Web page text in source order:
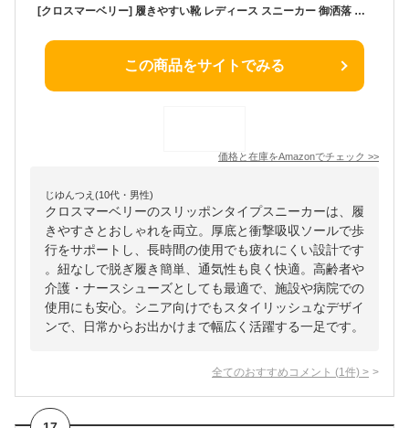
[クロスマーベリー] 履きやすい靴 レディース スニーカー 御洒落 スリッポン 高齢者 歩きやすい靴 厚底 紐なし 介護 ナースシューズ 脱ぎやすい シニア用 衝撃吸収 履きやすい 通気性 お洒落 施設 病院 CY111-GY-25.0
この商品をサイトでみる
価格と在庫をAmazonでチェック >>
じゆんつえ(10代・男性)
クロスマーベリーのスリッポンタイプスニーカーは、履
きやすさとおしゃれを両立。厚底と衝撃吸収ソールで歩
行をサポートし、長時間の使用でも疲れにくい設計です
。紐なしで脱ぎ履き簡単、通気性も良く快適。高齢者や
介護・ナースシューズとしても最適で、施設や病院での
使用にも安心。シニア向けでもスタイリッシュなデザイ
ンで、日常からお出かけまで幅広く活躍する一足です。
全てのおすすめコメント (1 件) >